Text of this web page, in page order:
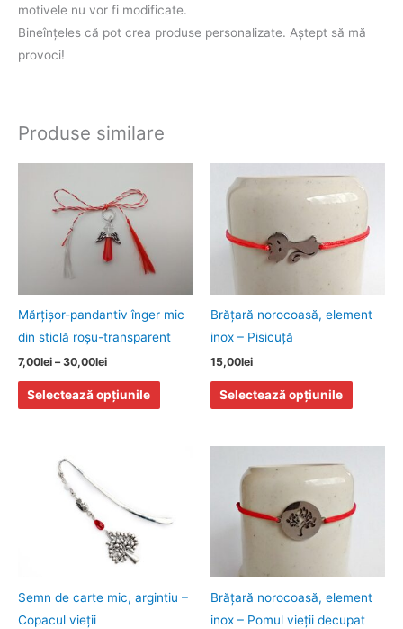
motivele nu vor fi modificate.
Bineînţeles că pot crea produse personalizate. Aştept să mă
provoci!
Produse similare
Mărţişor-pandantiv înger mic
din sticlă roşu-transparent
7,00lei – 30,00lei
prețuri:
7,00lei
până
la
30,00lei
Selectează opțiunile
Opțiunile
pot
produsului.
Brăţară norocoasă, element
inox – Pisicuţă
15,00lei
Selectează opțiunile
Acest
produs
mai
Opțiunile
Semn de carte mic, argintiu –
Copacul vieţii
Brăţară norocoasă, element
inox – Pomul vieţii decupat
produs
are
Opțiunile
pot